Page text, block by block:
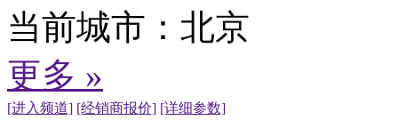
当前城市： 北京
更多 »
[进入频道] [经销商报价] [详细参数]